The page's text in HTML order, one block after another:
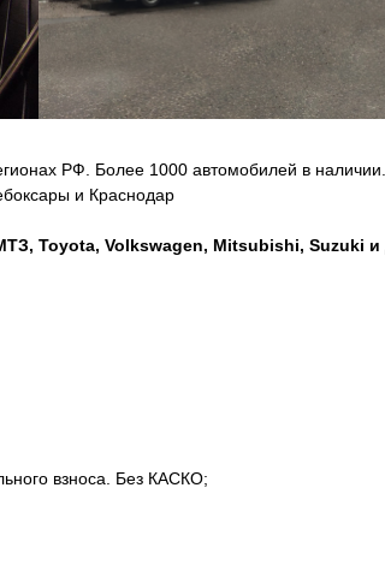
РФ. Более 1000 автомобилей в наличии.
и Краснодар
Toyota, Volkswagen, Mitsubishi, Suzuki и
взноса. Без КАСКО;